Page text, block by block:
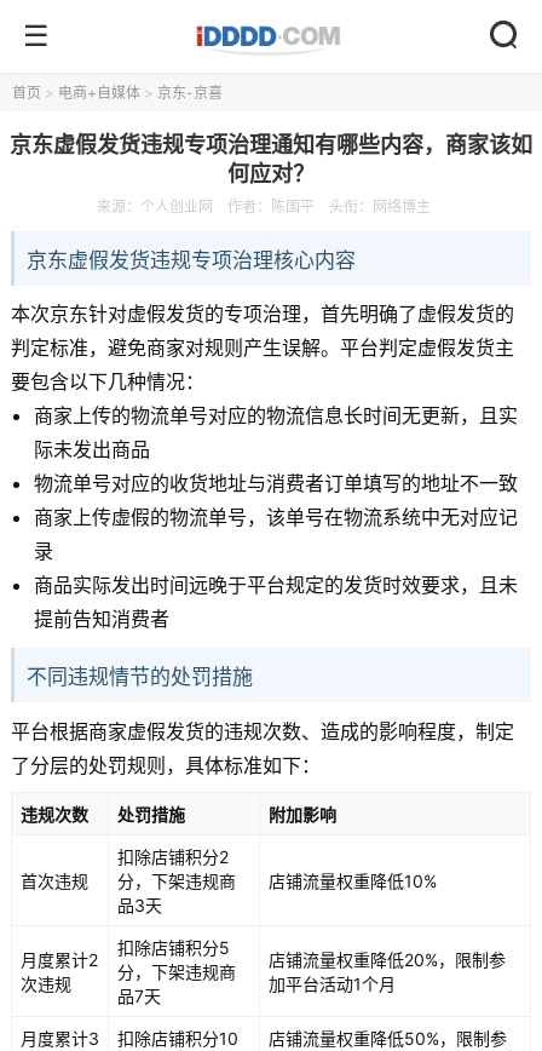
首页 > 电商+自媒体 > 京东-京喜
京东虚假发货违规专项治理通知有哪些内容，商家该如
何应对？
来源： 个人创业网 作者：陈国平 头衔：网络博主
京东虚假发货违规专项治理核心内容
本次京东针对虚假发货的专项治理，首先明确了虚假发货的
判定标准，避免商家对规则产生误解。平台判定虚假发货主
要包含以下几种情况：
商家上传的物流单号对应的物流信息长时间无更新，且实
际未发出商品
物流单号对应的收货地址与消费者订单填写的地址不一致
商家上传虚假的物流单号，该单号在物流系统中无对应记
录
商品实际发出时间远晚于平台规定的发货时效要求，且未
提前告知消费者
不同违规情节的处罚措施
平台根据商家虚假发货的违规次数、造成的影响程度，制定
了分层的处罚规则，具体标准如下：
违规次数 处罚措施 附加影响
首次违规
扣除店铺积分2
分，下架违规商
品3天
店铺流量权重降低10%
月度累计2
次违规
扣除店铺积分5
分，下架违规商
品7天
店铺流量权重降低20%，限制参
加平台活动1个月
月度累计3
扣除店铺积分10
店铺流量权重降低50%，限制参